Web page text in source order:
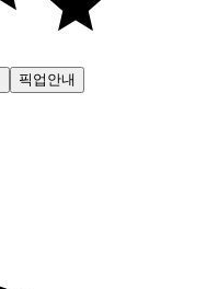
픽업안내